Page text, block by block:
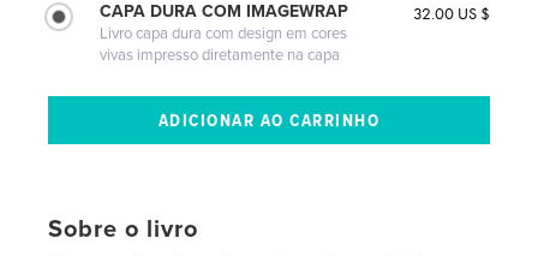
CAPA DURA COM IMAGEWRAP
Livro capa dura com design em cores
vivas impresso diretamente na capa
32.00 US $
Sobre o livro